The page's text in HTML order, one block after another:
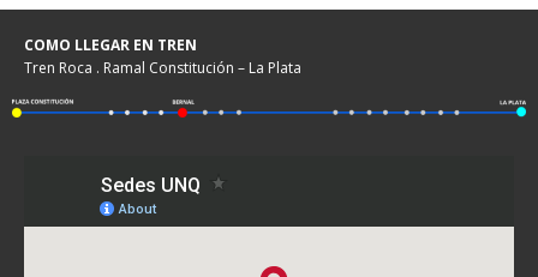
COMO LLEGAR EN TREN
Tren Roca . Ramal Constitución – La Plata